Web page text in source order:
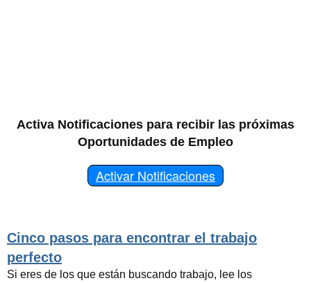
Activa Notificaciones para recibir las próximas
Oportunidades de Empleo
Activar Notificaciones
Cinco pasos para encontrar el trabajo
perfecto
Si eres de los que están buscando trabajo, lee los